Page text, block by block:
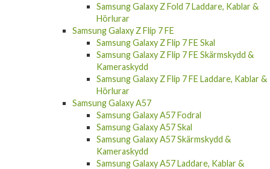
Samsung Galaxy Z Fold 7 Laddare, Kablar &
Hörlurar
Samsung Galaxy Z Flip 7 FE
Samsung Galaxy Z Flip 7 FE Skal
Samsung Galaxy Z Flip 7 FE Skärmskydd &
Kameraskydd
Samsung Galaxy Z Flip 7 FE Laddare, Kablar &
Hörlurar
Samsung Galaxy A57
Samsung Galaxy A57 Fodral
Samsung Galaxy A57 Skal
Samsung Galaxy A57 Skärmskydd &
Kameraskydd
Samsung Galaxy A57 Laddare, Kablar &